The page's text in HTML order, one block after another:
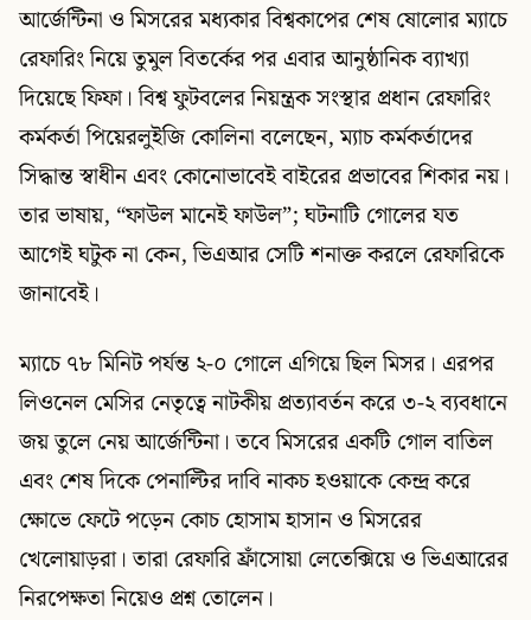
আর্জেন্টিনা ও মিসরের মধ্যকার বিশ্বকাপের শেষ ষোলোর ম্যাচে
রেফারিং নিয়ে তুমুল বিতর্কের পর এবার আনুষ্ঠানিক ব্যাখ্যা
দিয়েছে ফিফা। বিশ্ব ফুটবলের নিয়ন্ত্রক সংস্থার প্রধান রেফারিং
কর্মকর্তা পিয়েরলুইজি কোলিনা বলেছেন, ম্যাচ কর্মকর্তাদের
সিদ্ধান্ত স্বাধীন এবং কোনোভাবেই বাইরের প্রভাবের শিকার নয়।
তার ভাষায়, “ফাউল মানেই ফাউল”; ঘটনাটি গোলের যত
আগেই ঘটুক না কেন, ভিএআর সেটি শনাক্ত করলে রেফারিকে
জানাবেই।
ম্যাচে ৭৮ মিনিট পর্যন্ত ২-০ গোলে এগিয়ে ছিল মিসর। এরপর
লিওনেল মেসির নেতৃত্বে নাটকীয় প্রত্যাবর্তন করে ৩-২ ব্যবধানে
জয় তুলে নেয় আর্জেন্টিনা। তবে মিসরের একটি গোল বাতিল
এবং শেষ দিকে পেনাল্টির দাবি নাকচ হওয়াকে কেন্দ্র করে
ক্ষোভে ফেটে পড়েন কোচ হোসাম হাসান ও মিসরের
খেলোয়াড়রা। তারা রেফারি ফ্রাঁসোয়া লেতেক্সিয়ে ও ভিএআরের
নিরপেক্ষতা নিয়েও প্রশ্ন তোলেন।